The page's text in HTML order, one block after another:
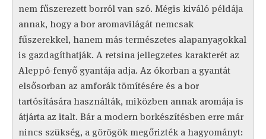
nem fűszerezett borról van szó. Mégis kiváló példája
annak, hogy a bor aromavilágát nemcsak
fűszerekkel, hanem más természetes alapanyagokkal
is gazdagíthatják. A retsina jellegzetes karakterét az
Aleppó-fenyő gyantája adja. Az ókorban a gyantát
elsősorban az amforák tömítésére és a bor
tartósítására használták, miközben annak aromája is
átjárta az italt. Bár a modern borkészítésben erre már
nincs szükség, a görögök megőrizték a hagyományt: